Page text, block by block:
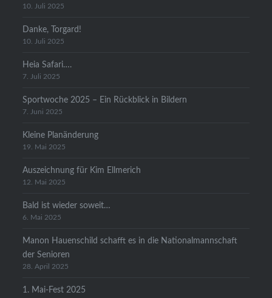
10. Juli 2025
Danke, Torgard!
10. Juli 2025
Heia Safari….
7. Juli 2025
Sportwoche 2025 – Ein Rückblick in Bildern
7. Juni 2025
Kleine Planänderung
19. Mai 2025
Auszeichnung für Kim Ellmerich
12. Mai 2025
Bald ist wieder soweit…
6. Mai 2025
Manon Hauenschild schafft es in die Nationalmannschaft
der Senioren
28. April 2025
1. Mai-Fest 2025